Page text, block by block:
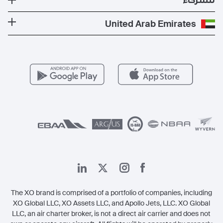
الصحة والسلامة
برنامج معادلة الكربون
عروض حصرية
الأسئلة التي يكثر طرحها
الوجهات الأكثر شعبية
كن شريكًا لنا
للمشغلين
United Arab Emirates
The XO brand is comprised of a portfolio of companies, including
XO Global LLC, XO Assets LLC, and Apollo Jets, LLC. XO Global
LLC, an air charter broker, is not a direct air carrier and does not